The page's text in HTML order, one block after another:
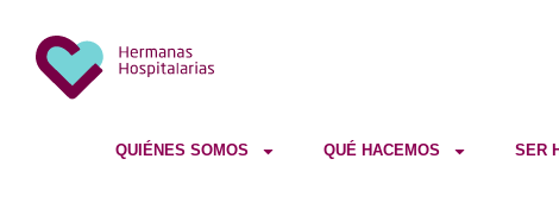
QUIÉNES SOMOS QUÉ HACEMOS SER